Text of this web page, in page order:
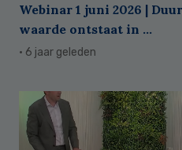
Webinar 1 juni 2026 |
waarde ontstaat in ...
· 6 jaar geleden